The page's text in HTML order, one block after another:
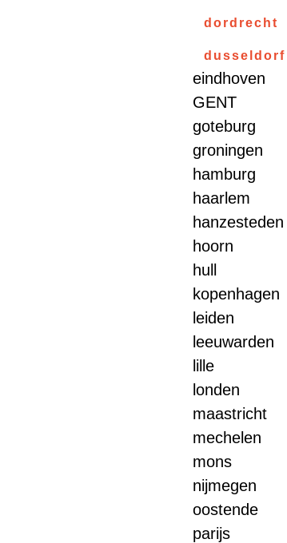
dordrecht
dusseldorf
eindhoven
GENT
goteburg
groningen
hamburg
haarlem
hanzesteden
hoorn
hull
kopenhagen
leiden
leeuwarden
lille
londen
maastricht
mechelen
mons
nijmegen
oostende
parijs